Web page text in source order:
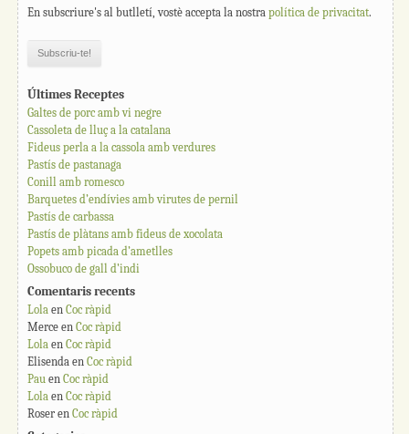
En subscriure's al butlletí, vostè accepta la nostra política de privacitat.
Últimes Receptes
Galtes de porc amb vi negre
Cassoleta de lluç a la catalana
Fideus perla a la cassola amb verdures
Pastís de pastanaga
Conill amb romesco
Barquetes d’endívies amb virutes de pernil
Pastís de carbassa
Pastís de plàtans amb fideus de xocolata
Popets amb picada d’ametlles
Ossobuco de gall d’indi
Comentaris recents
Lola en Coc ràpid
Merce en Coc ràpid
Lola en Coc ràpid
Elisenda en Coc ràpid
Pau en Coc ràpid
Lola en Coc ràpid
Roser en Coc ràpid